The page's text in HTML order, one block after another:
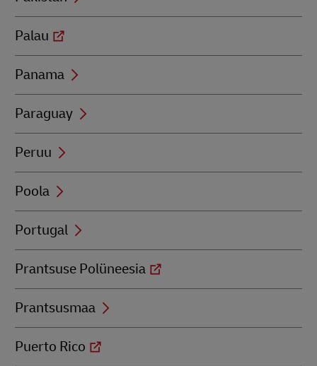
Palau
Panama
Paraguay
Peruu
Poola
Portugal
Prantsuse Polüneesia
Prantsusmaa
Puerto Rico